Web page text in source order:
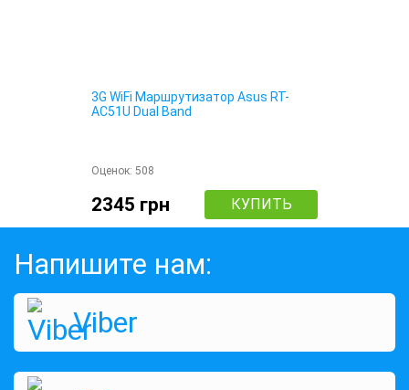
3G WiFi Маршрутизатор Asus RT-
AC51U Dual Band
Оценок: 508
2345 грн КУПИТЬ
Напишите нам:
Viber